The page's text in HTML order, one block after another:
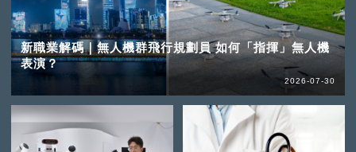
新職業解碼｜無人機群飛行規劃員 如何「指揮」無人機
表演？
2026-07-30